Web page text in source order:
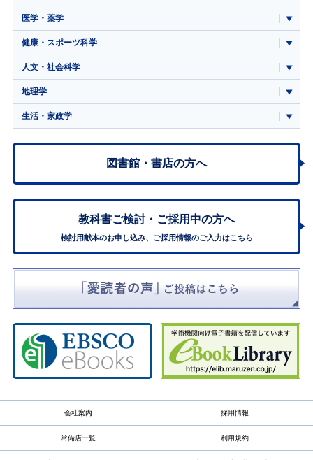
医学・薬学
健康・スポーツ科学
人文・社会科学
地理学
生活・家政学
図書館・書店の方へ
教科書ご検討・ ご採用中の方へ
検討用献本のお申し込み、ご採用情報のご入力はこちら
会社案内 採用情報
常備店一覧 利用規約